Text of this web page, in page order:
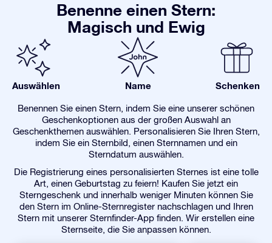
Benenne einen Stern:
Magisch und Ewig
Auswählen Name Schenken
Benennen Sie einen Stern, indem Sie eine unserer schönen
Geschenkoptionen aus der großen Auswahl an
Geschenkthemen auswählen. Personalisieren Sie Ihren Stern,
indem Sie ein Sternbild, einen Sternnamen und ein
Sterndatum auswählen.
Die Registrierung eines personalisierten Sternes ist eine tolle
Art, einen Geburtstag zu feiern! Kaufen Sie jetzt ein
Sterngeschenk und innerhalb weniger Minuten können Sie
den Stern im Online-Sternregister nachschlagen und Ihren
Stern mit unserer Sternfinder-App finden. Wir erstellen eine
Sternseite, die Sie anpassen können.